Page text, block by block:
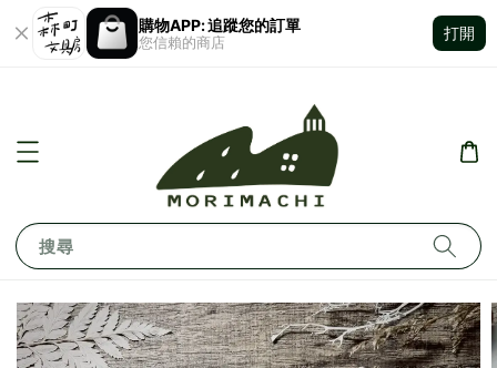
購物APP: 追蹤您的訂單
您信賴的商店
打開
搜尋